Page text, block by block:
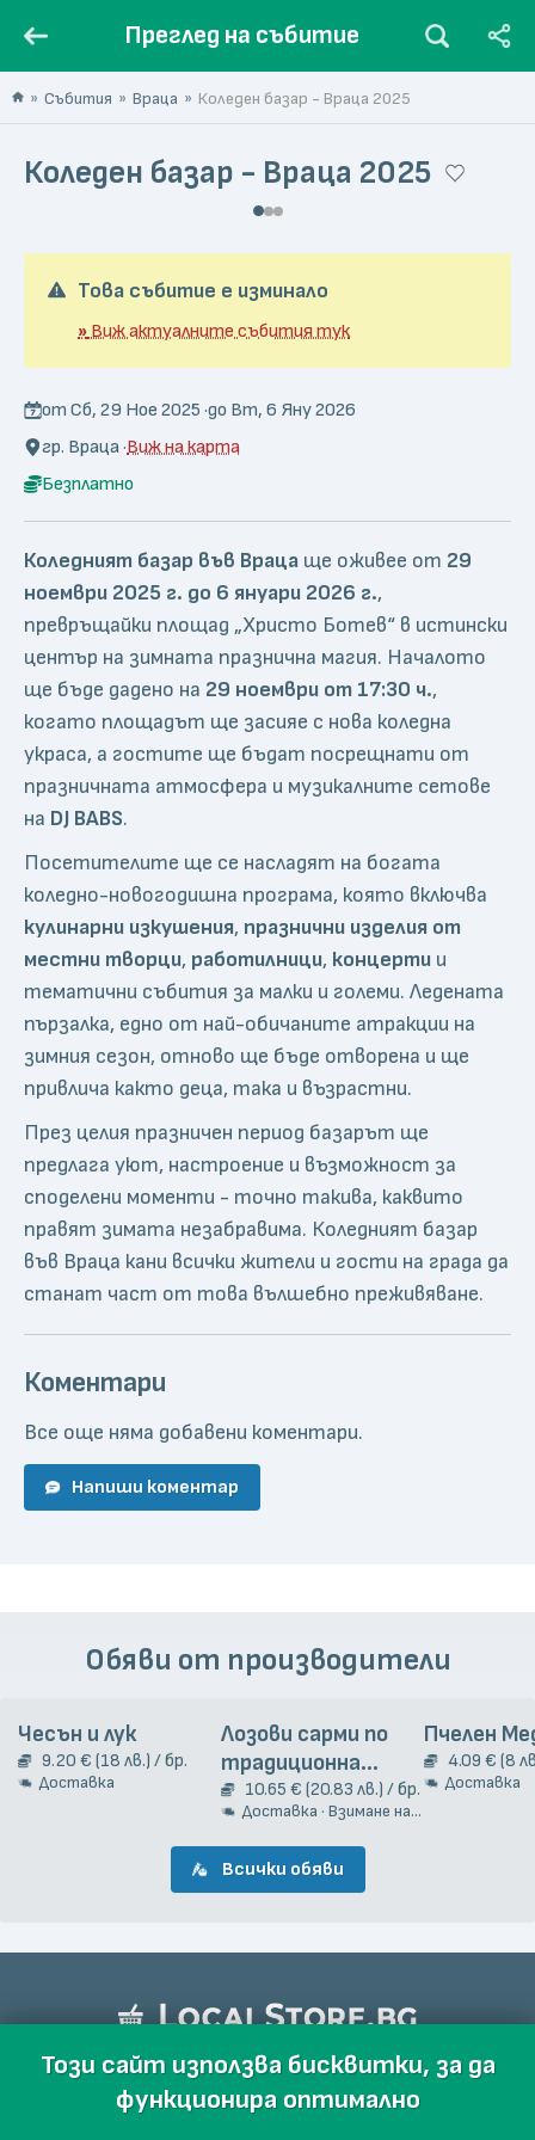
Преглед на събитие
Събития Враца Коледен базар - Враца 2025
Коледен базар - Враца 2025
Това събитие е изминало
»Виж актуалните събития тук
от Сб, 29 Ное 2025 ·до Вт, 6 Яну 2026
гр. Враца ·Виж на карта
Безплатно
Коледният базар във Враца ще оживее от 29
ноември 2025 г. до 6 януари 2026 г.,
превръщайки площад „Христо Ботев“ в истински
център на зимната празнична магия. Началото
ще бъде дадено на 29 ноември от 17:30 ч.,
когато площадът ще засияе с нова коледна
украса, а гостите ще бъдат посрещнати от
празничната атмосфера и музикалните сетове
на DJ BABS.
Посетителите ще се насладят на богата
коледно-новогодишна програма, която включва
кулинарни изкушения, празнични изделия от
местни творци, работилници, концерти и
тематични събития за малки и големи. Ледената
пързалка, едно от най-обичаните атракции на
зимния сезон, отново ще бъде отворена и ще
привлича както деца, така и възрастни.
През целия празничен период базарът ще
предлага уют, настроение и възможност за
споделени моменти - точно такива, каквито
правят зимата незабравима. Коледният базар
във Враца кани всички жители и гости на града да
станат част от това вълшебно преживяване.
Коментари
Все още няма добавени коментари.
Напиши коментар
Обяви от производители
Чесън и лук
9.20 € (18 лв.) / бр.
Доставка
Лозови сарми по
традиционна
гръцка рецепта
2кг.
10.65 € (20.83 лв.) / бр.
Доставка · Взимане на място
Пчелен
4.09 € (8
Доставка
Всички обяви
Този сайт използва бисквитки, за да
функционира оптимално